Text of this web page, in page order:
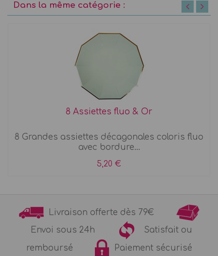
Dans la même catégorie :
8 Assiettes fluo & Or
8 Grandes assiettes décagonales coloris fluo
avec bordure...
5,20 €
Livraison offerte dès 79€
Envoi sous 24h
Satisfait ou
remboursé
Paiement sécurisé